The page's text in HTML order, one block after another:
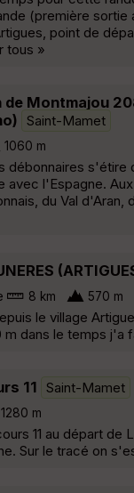
(première
point de
tous »
de Montmajou
Saint-Mamet
1060 m
débonnaires s'étire
avec l'Espagne.
du Val
8 km 570 m
le village
dans le temps j'a
11 Saint-Mamet
1280 m
11 au départ
Sur le tracé on